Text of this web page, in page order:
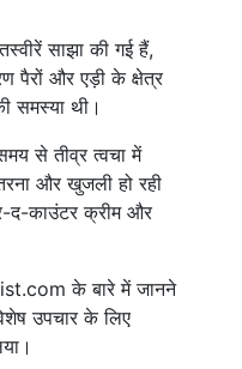
साझा की गई हैं,
पैरों और एड़ी के क्षेत्र
समस्या थी।
से तीव्र त्वचा में
और खुजली हो रही
द-काउंटर क्रीम और
के बारे में जानने
उपचार के लिए